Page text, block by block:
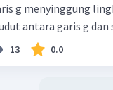
g menyinggung
antara garis g
13 0.0